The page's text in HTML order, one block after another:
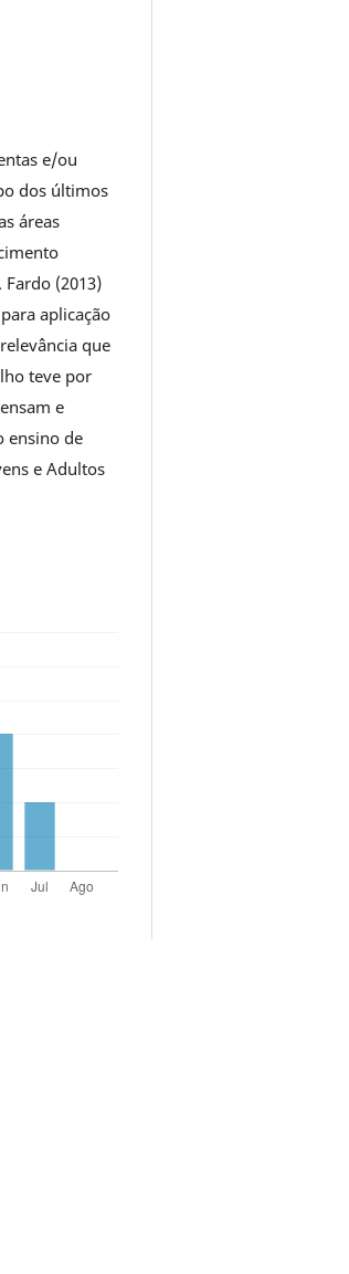
e/ou
dos últimos
áreas
Fardo (2013)
aplicação
que
teve por
e
ensino de
e Adultos